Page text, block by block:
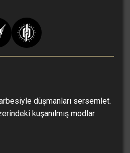
düşmanları sersemlet.
kuşanılmış modlar